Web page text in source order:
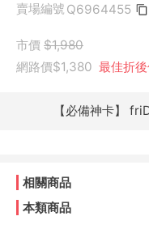
賣場編號 Q6964455
市價 $1,980
網路價$1,380 最佳折
【必備神卡】
相關商品
本類商品